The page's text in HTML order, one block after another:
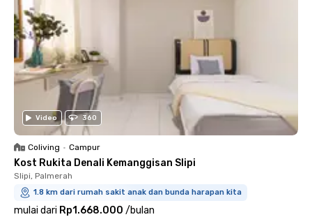
Video 360
Coliving • Campur
Kost Rukita Denali Kemanggisan Slipi
Slipi, Palmerah
1.8 km dari rumah sakit anak dan bunda harapan kita
mulai dari Rp1.668.000 /bulan